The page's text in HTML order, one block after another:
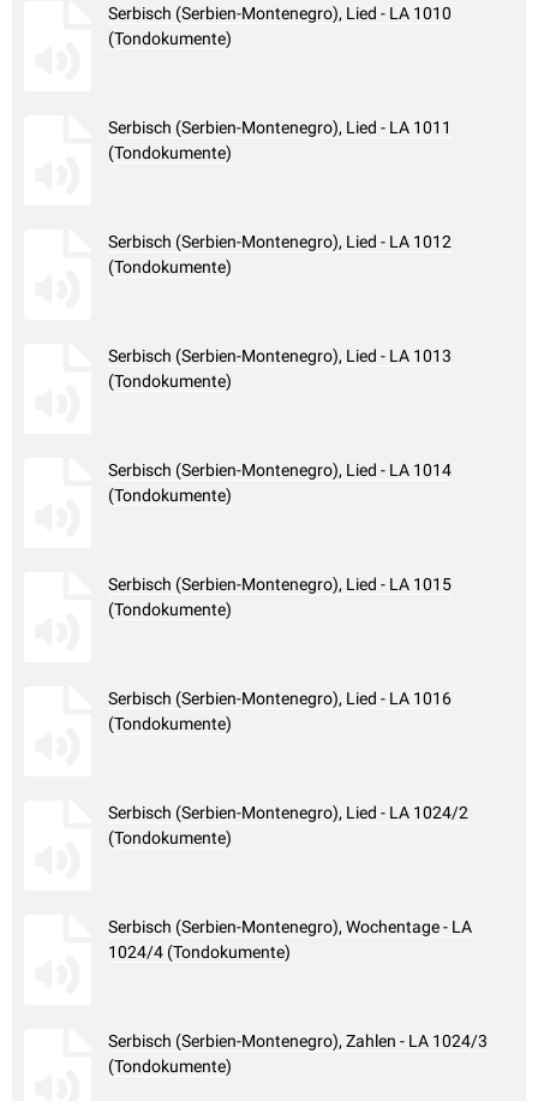
Serbisch (Serbien-Montenegro), Lied - LA 1010
(Tondokumente)
Serbisch (Serbien-Montenegro), Lied - LA 1011
(Tondokumente)
Serbisch (Serbien-Montenegro), Lied - LA 1012
(Tondokumente)
Serbisch (Serbien-Montenegro), Lied - LA 1013
(Tondokumente)
Serbisch (Serbien-Montenegro), Lied - LA 1014
(Tondokumente)
Serbisch (Serbien-Montenegro), Lied - LA 1015
(Tondokumente)
Serbisch (Serbien-Montenegro), Lied - LA 1016
(Tondokumente)
Serbisch (Serbien-Montenegro), Lied - LA 1024/2
(Tondokumente)
Serbisch (Serbien-Montenegro), Wochentage - LA
1024/4 (Tondokumente)
Serbisch (Serbien-Montenegro), Zahlen - LA 1024/3
(Tondokumente)